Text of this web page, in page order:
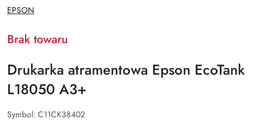
NAZWA
PRODUCENTA:
EPSON
Brak towaru
Drukarka atramentowa Epson EcoTank
L18050 A3+
Symbol: C11CK38402